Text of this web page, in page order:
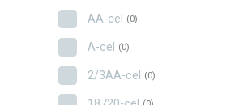
AA-cel (0)
A-cel (0)
2/3AA-cel (0)